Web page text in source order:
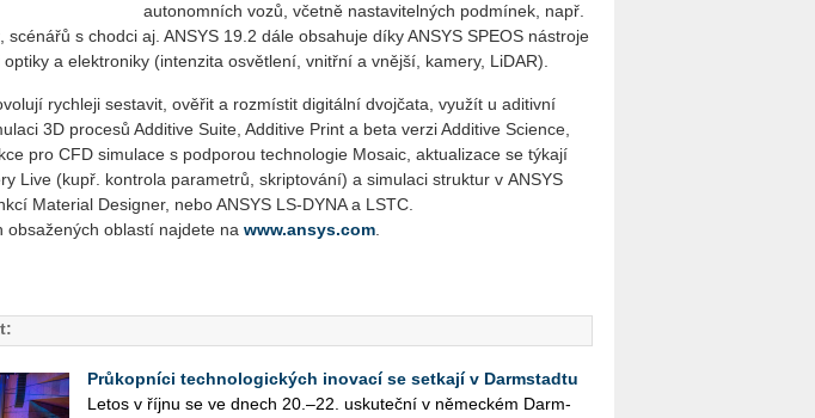
autonomních vozů, včetně nastavitelných podmínek, např.
s chodci aj. ANSYS 19.2 dále obsahuje díky ANSYS SPEOS nástroje
a elektroniky (intenzita osvětlení, vnitřní a vnější, kamery, LiDAR).
rychleji sestavit, ověřit a rozmístit digitální dvojčata, využít u aditivní
3D procesů Additive Suite, Additive Print a beta verzi Additive Science,
pro CFD simulace s podporou technologie Mosaic, aktualizace se týkají
Live (kupř. kontrola pa­ra­me­t­rů, skriptování) a simulaci struktur v ANSYS
Material Designer, nebo ANSYS LS-DYNA a LSTC.
obsažených oblastí najdete na www.ansys.com
Průkopníci technologických inovací se setkají v Darmstadtu
Letos v říjnu se ve dnech 20.–22. usku­teč­ní v ně­mec­kém Darm­